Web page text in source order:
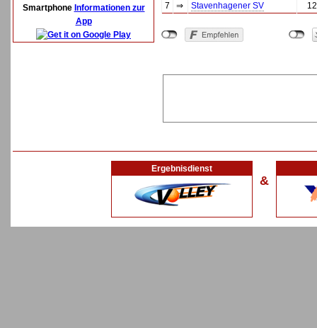
Smartphone Informationen zur
App
7
⇒ Stavenhagener SV 12
Ergebnisdienst
&